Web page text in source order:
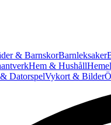
& BarnskorBarnleksaker
Hem & Hushåll
DatorspelVykort & Bilder